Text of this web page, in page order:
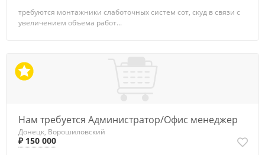
требуются монтажники слаботочных систем сот, скуд в связи с
увеличением объема работ...
Нам требуется Администратор/Офис менеджер
Донецк, Ворошиловский
₽ 150 000